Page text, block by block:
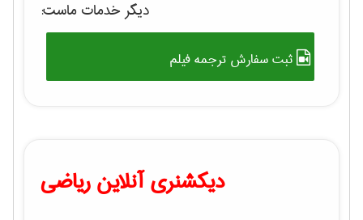
دیگر خدمات ماست:
ثبت سفارش ترجمه فیلم
دیکشنری آنلاین ریاضی